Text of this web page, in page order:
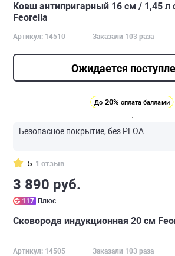
Ковш антипригарный 16 см / 1,45
Feorella
Артикул: 14510 Заказали 103 раза
Ожидается
До 20% оплата баллами
Безопасное покрытие, без PFOA
5 1 отзыв
3 890 руб.
117 Плюс
Сковорода индукционная 20 см
Артикул: 14505 Заказали 103 раза